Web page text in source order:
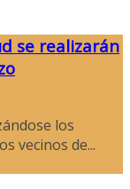
se realizarán
los
vecinos de...